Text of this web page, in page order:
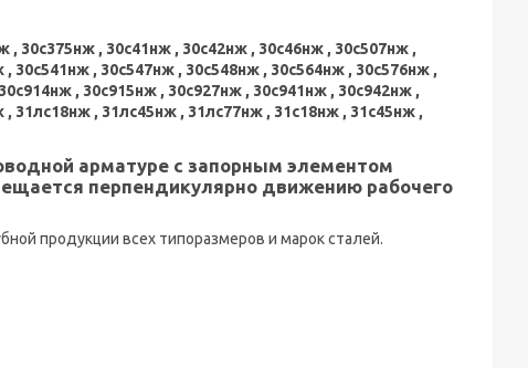
30с375нж , 30с41нж , 30с42нж , 30с46нж , 30с507нж ,
30с541нж , 30с547нж , 30с548нж , 30с564нж , 30с576нж ,
, 30с915нж , 30с927нж , 30с941нж , 30с942нж ,
31лс18нж , 31лс45нж , 31лс77нж , 31с18нж , 31с45нж ,
арматуре с запорным элементом
перпендикулярно движению рабочего
продукции всех типоразмеров и марок сталей.